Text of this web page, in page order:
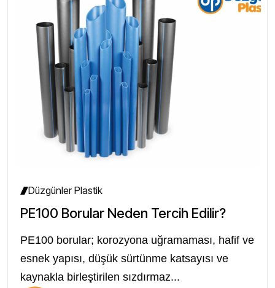
Düzgünler Plastik
PE100 Borular Neden Tercih Edilir?
PE100 borular; korozyona uğramaması, hafif ve
esnek yapısı, düşük sürtünme katsayısı ve
kaynakla birleştirilen sızdırmaz...